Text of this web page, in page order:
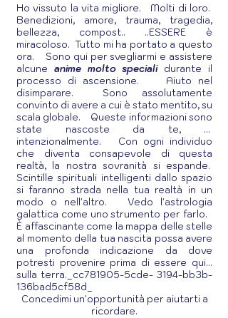
Ho vissuto la vita migliore. Molti di loro.
Benedizioni, amore, trauma, tragedia,
bellezza, compost.. ..ESSERE è
miracoloso. Tutto mi ha portato a questo
ora.
Sono qui per svegliarmi e assistere
alcune anime molto speciali durante il
processo di ascensione.
Aiuto nel
disimparare. Sono assolutamente
convinto di avere a cui è stato mentito, su
scala globale.
Queste informazioni sono
state nascoste da te, ...
intenzionalmente.
Con ogni individuo
che diventa consapevole di questa
realtà, la nostra sovranità si espande.
Scintille spirituali intelligenti dallo spazio
si faranno strada nella tua realtà in un
modo o nell'altro. Vedo l'astrologia
galattica come uno strumento per farlo.
È affascinante come la mappa delle stelle
al momento della tua nascita possa avere
una profonda indicazione da dove
potresti provenire prima di essere qui...
sulla terra._cc781905-5cde- 3194-bb3b-
136bad5cf58d_
Concedimi un'opportunità per aiutarti a
ricordare.